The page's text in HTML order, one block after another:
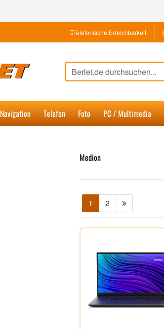
Telefonische Erreichbarkeit
Navigation Telefon Foto PC / Multimedia
Medion
1 2